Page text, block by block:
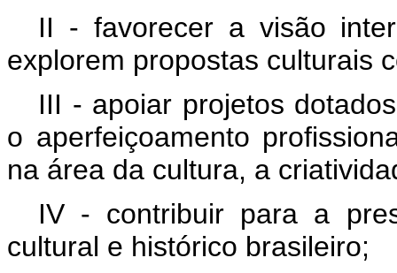
II - favorecer a visão
explorem propostas culturais
III - apoiar projetos
o aperfeiçoamento
na área da cultura, a
IV - contribuir para a
cultural e histórico brasileiro;